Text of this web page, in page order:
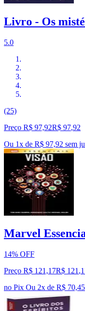
Livro - Os
5.0
(25)
Preço R$ 97,92R$ 97,92
Ou 1x de R$ 97,92 sem
Marvel
14% OFF
Preço R$ 121,17R$ 121 ,
no Pix Ou 2x de R$